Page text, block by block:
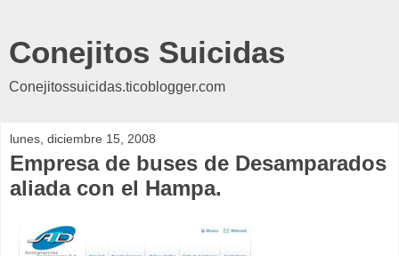
Conejitos Suicidas
Conejitossuicidas.ticoblogger.com
lunes, diciembre 15, 2008
Empresa de buses de Desamparados
aliada con el Hampa.